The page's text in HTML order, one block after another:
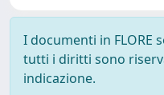
I documenti in
tutti i diritti sono
indicazione.